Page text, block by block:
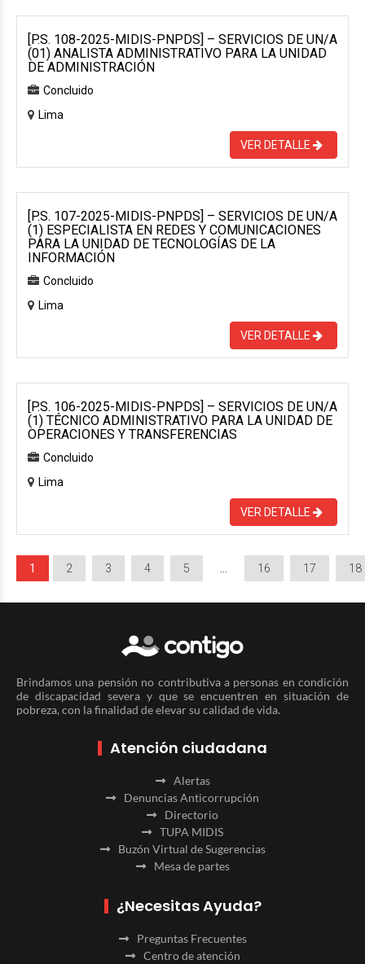
[P.S. 108-2025-MIDIS-PNPDS] – SERVICIOS DE UN/A
(01) ANALISTA ADMINISTRATIVO PARA LA UNIDAD
DE ADMINISTRACIÓN
Concluido
Lima
VER DETALLE
[P.S. 107-2025-MIDIS-PNPDS] – SERVICIOS DE UN/A
(1) ESPECIALISTA EN REDES Y COMUNICACIONES
PARA LA UNIDAD DE TECNOLOGÍAS DE LA
INFORMACIÓN
Concluido
Lima
VER DETALLE
[P.S. 106-2025-MIDIS-PNPDS] – SERVICIOS DE UN/A
(1) TÉCNICO ADMINISTRATIVO PARA LA UNIDAD DE
OPERACIONES Y TRANSFERENCIAS
Concluido
Lima
VER DETALLE
1 2 3 4 5 16 17 18
Brindamos una pensión no contributiva a personas en condición
de discapacidad severa y que se encuentren en situación de
pobreza, con la finalidad de elevar su calidad de vida.
Atención ciudadana
Alertas
Denuncias Anticorrupción
Directorio
TUPA MIDIS
Buzón Virtual de Sugerencias
Mesa de partes
¿Necesitas Ayuda?
Preguntas Frecuentes
Centro de atención